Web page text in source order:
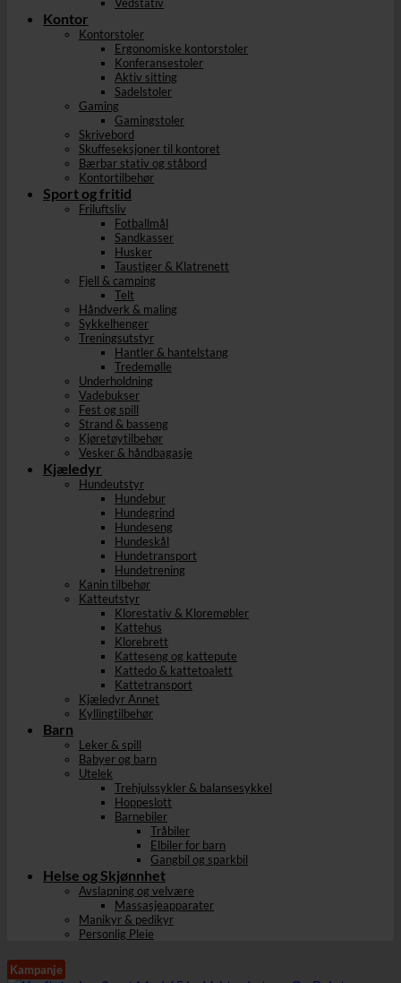
Kontor
Kontorstoler
Ergonomiske kontorstoler
Konferansestoler
Aktiv sitting
Sadelstoler
Gaming
Gamingstoler
Skrivebord
Skuffeseksjoner til kontoret
Bærbar stativ og ståbord
Kontortilbehør
Sport og fritid
Friluftsliv
Fotballmål
Sandkasser
Husker
Taustiger & Klatrenett
Fjell & camping
Telt
Håndverk & maling
Sykkelhenger
Treningsutstyr
Hantler & hantelstang
Tredemølle
Underholdning
Vadebukser
Fest og spill
Strand & basseng
Kjøretøytilbehør
Vesker & håndbagasje
Kjæledyr
Hundeutstyr
Hundebur
Hundegrind
Hundeseng
Hundeskål
Hundetransport
Hundetrening
Kanin tilbehør
Katteutstyr
Klorestativ & Kloremøbler
Kattehus
Klorebrett
Katteseng og kattepute
Kattedo & kattetoalett
Kattetransport
Kjæledyr Annet
Kyllingtilbehør
Barn
Leker & spill
Babyer og barn
Utelek
Trehjulssykler & balansesykkel
Hoppeslott
Barnebiler
Tråbiler
Elbiler for barn
Gangbil og sparkbil
Helse og Skjønnhet
Avslapning og velvære
Massasjeapparater
Manikyr & pedikyr
Personlig Pleie
Kampanje